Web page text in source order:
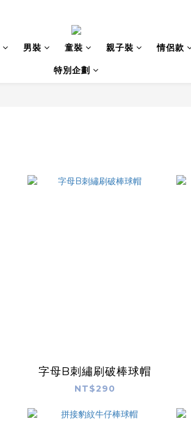
男裝 童裝 親子裝 情侶款
特別企劃
字母B刺繡刷破棒球帽
NT$290